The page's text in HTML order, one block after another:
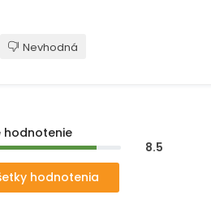
Nevhodná
hodnotenie
8.5
hodnotenia